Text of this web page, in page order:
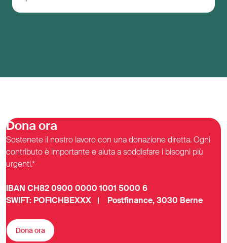
Dona ora
Sostenete il nostro lavoro con una donazione diretta. Ogni
contributo è importante e aiuta a soddisfare i bisogni più
urgenti.*
IBAN CH82 0900 0000 1001 5000 6
SWIFT: POFICHBEXXX | Postfinance, 3030 Berne
Dona ora